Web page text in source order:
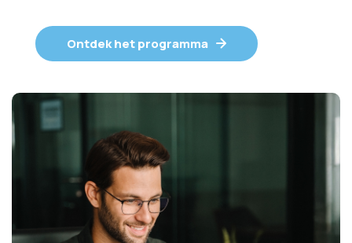
Ontdek het programma